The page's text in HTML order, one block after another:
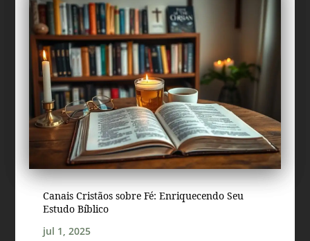
Canais Cristãos sobre Fé: Enriquecendo Seu
Estudo Bíblico
jul 1, 2025